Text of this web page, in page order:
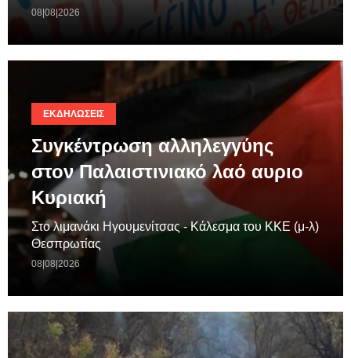
08|08|2026
ΕΚΔΗΛΏΣΕΙΣ
Συγκέντρωση αλληλεγγύης
στον Παλαιστινιακό λαό αυριο
Κυριακή
Στο λιμανάκι Ηγουμενίτσας - Κάλεσμα του ΚΚΕ (μ-λ)
Θεσπρωτίας
08|08|2026